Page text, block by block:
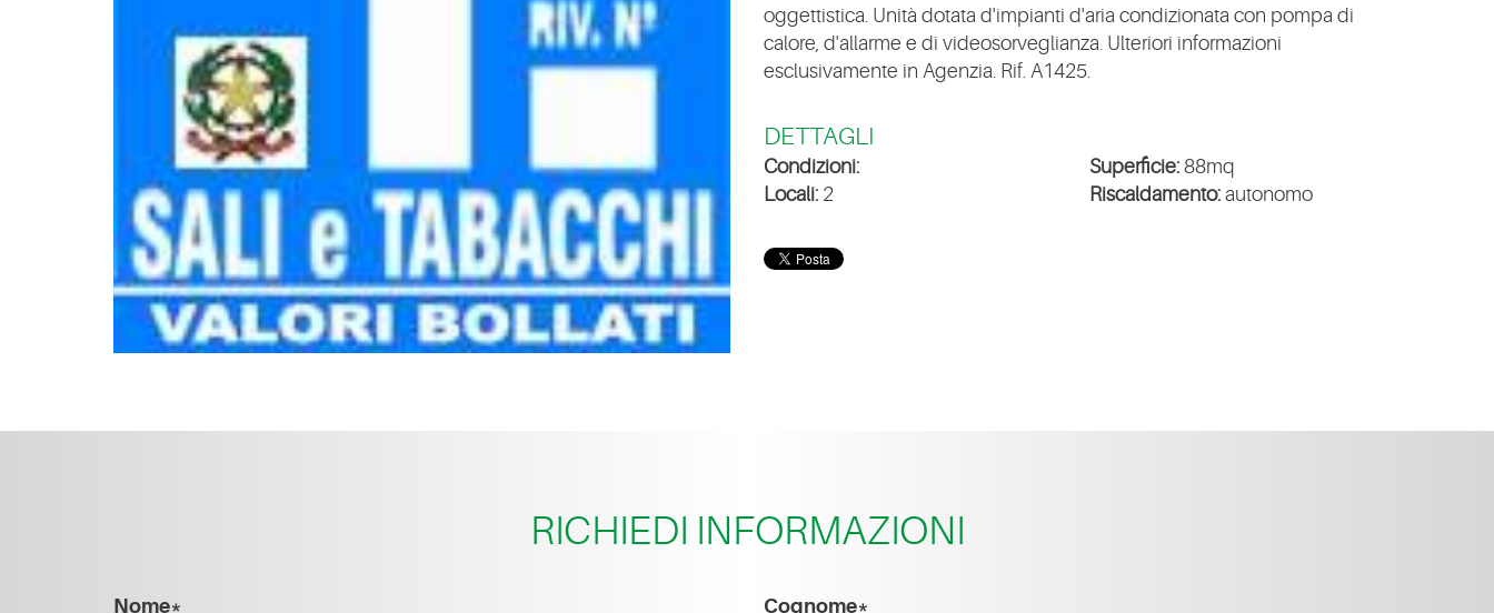
oggettistica. Unità dotata d'impianti d'aria condizionata con pompa di
calore, d'allarme e di videosorveglianza. Ulteriori informazioni
esclusivamente in Agenzia. Rif. A1425.
DETTAGLI
Condizioni: Superficie:88mq
Locali: 2 Riscaldamento:autonomo
RICHIEDI INFORMAZIONI
Nome* Cognome*